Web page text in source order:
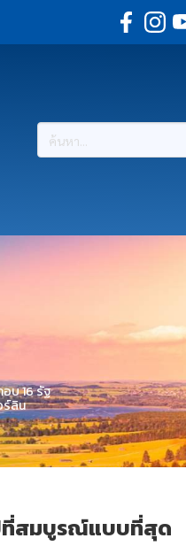
บ 16 รัฐ
ร์ลิน
ปที่สมบูรณ์แบบที่สุด